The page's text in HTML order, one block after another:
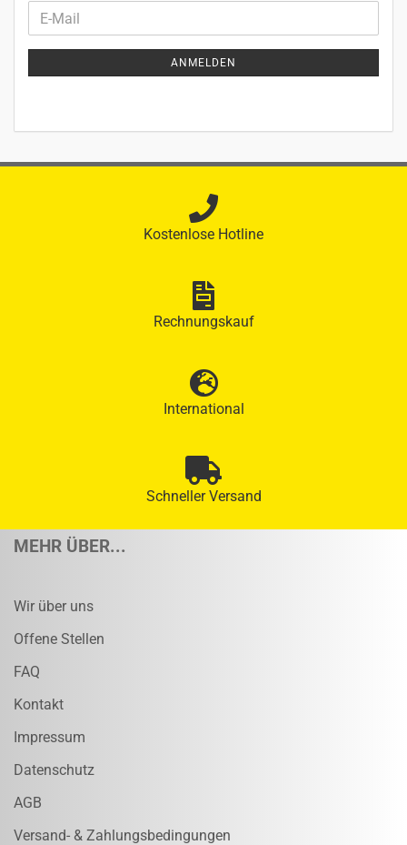
WEITER
ZUR
NEWSLETTER-
E-
Mail
ANMELDEN
Kostenlose Hotline
Rechnungskauf
International
Schneller Versand
MEHR ÜBER...
Wir über uns
Offene Stellen
FAQ
Kontakt
Impressum
Datenschutz
AGB
Versand- & Zahlungsbedingungen